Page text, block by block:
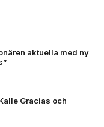
aktuella med ny
Gracias och